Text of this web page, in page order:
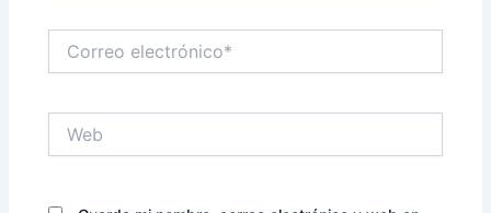
electrónico*